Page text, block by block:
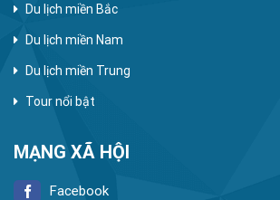
Du lịch miền Bắc
Du lịch miền Nam
Du lịch miền Trung
Tour nổi bật
MẠNG XÃ HỘI
Facebook